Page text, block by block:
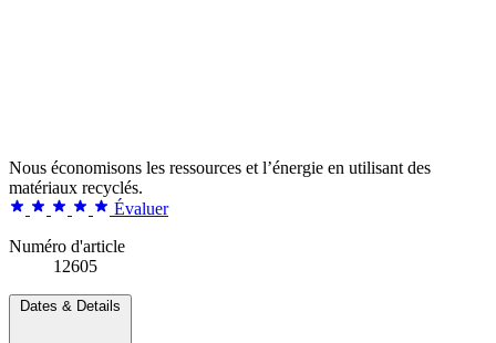
Nous économisons les ressources et l’énergie en utilisant des
matériaux recyclés.
Évaluer
Numéro d'article
12605
Dates & Details